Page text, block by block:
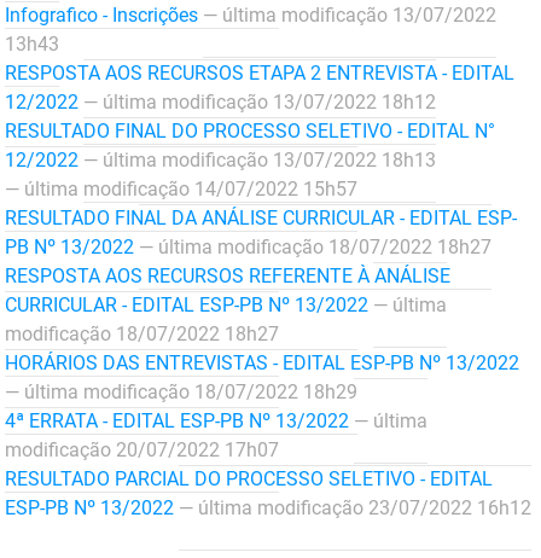
Turismo e Desenvolvimento Econômico
JUCEP
LIFESA
LOTEP
Ouvidoria Geral do Estado
PAP
PBGÁS
PB Saúde
PBTUR
PBPREV
Projeto Cooperar
Infografico - Inscrições — última modificação 13/07/2022
13h43
RESPOSTA AOS RECURSOS ETAPA 2 ENTREVISTA - EDITAL
12/2022 — última modificação 13/07/2022 18h12
RESULTADO FINAL DO PROCESSO SELETIVO - EDITAL N°
12/2022 — última modificação 13/07/2022 18h13
— última modificação 14/07/2022 15h57
RESULTADO FINAL DA ANÁLISE CURRICULAR - EDITAL ESP-
PB Nº 13/2022 — última modificação 18/07/2022 18h27
RESPOSTA AOS RECURSOS REFERENTE À ANÁLISE
CURRICULAR - EDITAL ESP-PB Nº 13/2022 — última
modificação 18/07/2022 18h27
HORÁRIOS DAS ENTREVISTAS - EDITAL ESP-PB Nº 13/2022
— última modificação 18/07/2022 18h29
4ª ERRATA - EDITAL ESP-PB Nº 13/2022 — última
modificação 20/07/2022 17h07
RESULTADO PARCIAL DO PROCESSO SELETIVO - EDITAL
ESP-PB Nº 13/2022 — última modificação 23/07/2022 16h12